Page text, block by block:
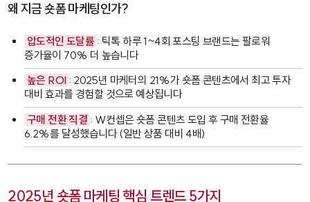
왜 지금 숏폼 마케팅인가?
압도적인 도달률 : 틱톡 하루 1~4회 포스팅 브랜드는 팔로워
증가율이 70% 더 높습니다
높은 ROI : 2025년 마케터의 21%가 숏폼 콘텐츠에서 최고 투자
대비 효과를 경험할 것으로 예상됩니다
구매 전환 직결 : W컨셉은 숏폼 콘텐츠 도입 후 구매 전환율
6.2%를 달성했습니다 (일반 상품 대비 4배)
2025년 숏폼 마케팅 핵심 트렌드 5가지